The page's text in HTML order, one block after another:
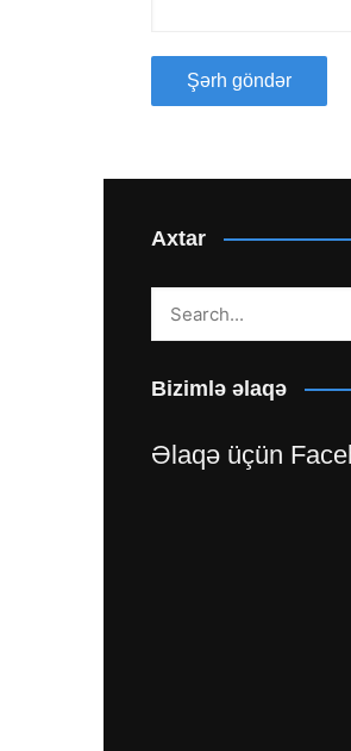
Axtar
Bizimlə əlaqə
Əlaqə üçün